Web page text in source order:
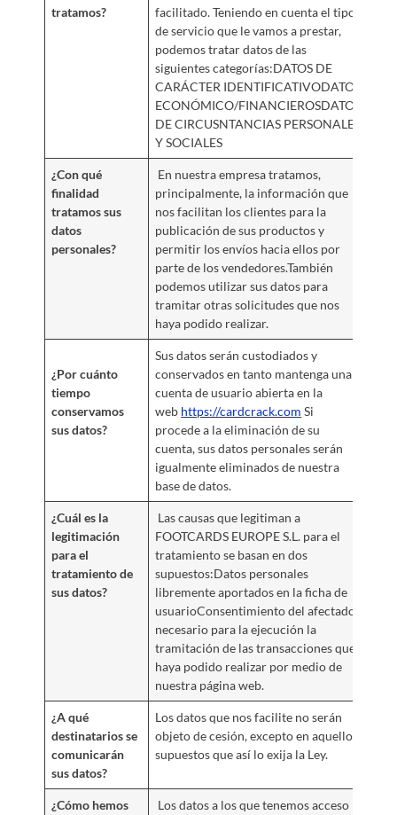
tratamos?
facilitado. Teniendo en cuenta el tipo
de servicio que le vamos a prestar,
podemos tratar datos de las
siguientes categorías:DATOS DE
CARÁCTER IDENTIFICATIVODATOS
ECONÓMICO/FINANCIEROSDATOS
DE CIRCUSNTANCIAS PERSONALES
Y SOCIALES
¿Con qué
finalidad
tratamos sus
datos
personales?
En nuestra empresa tratamos,
principalmente, la información que
nos facilitan los clientes para la
publicación de sus productos y
permitir los envíos hacia ellos por
parte de los vendedores.También
podemos utilizar sus datos para
tramitar otras solicitudes que nos
haya podido realizar.
¿Por cuánto
tiempo
conservamos
sus datos?
Sus datos serán custodiados y
conservados en tanto mantenga una
cuenta de usuario abierta en la
web https://cardcrack.com Si
procede a la eliminación de su
cuenta, sus datos personales serán
igualmente eliminados de nuestra
base de datos.
¿Cuál es la
legitimación
para el
tratamiento de
sus datos?
Las causas que legitiman a
FOOTCARDS EUROPE S.L. para el
tratamiento se basan en dos
supuestos:Datos personales
libremente aportados en la ficha de
usuarioConsentimiento del afectado,
necesario para la ejecución la
tramitación de las transacciones que
haya podido realizar por medio de
nuestra página web.
¿A qué
destinatarios se
comunicarán
sus datos?
Los datos que nos facilite no serán
objeto de cesión, excepto en aquellos
supuestos que así lo exija la Ley.
¿Cómo hemos
Los datos a los que tenemos acceso